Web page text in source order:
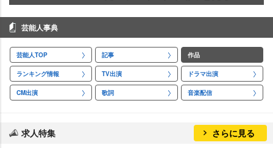
芸能人事典
芸能人TOP 記事 作品
ランキング情報 TV出演 ドラマ出演
CM出演 歌詞 音楽配信
求人特集 さらに見る